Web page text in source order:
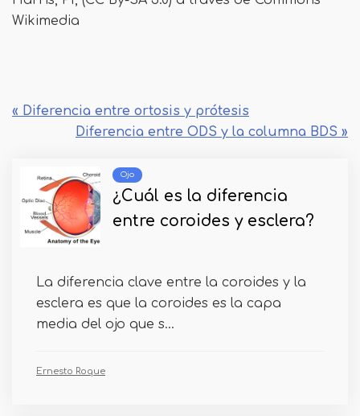
Wikimedia
« Diferencia entre ortosis y prótesis
Diferencia entre ODS y la columna BDS »
Ojo
¿Cuál es la diferencia
entre coroides y esclera?
La diferencia clave entre la coroides y la
esclera es que la coroides es la capa
media del ojo que s...
Ernesto Roque